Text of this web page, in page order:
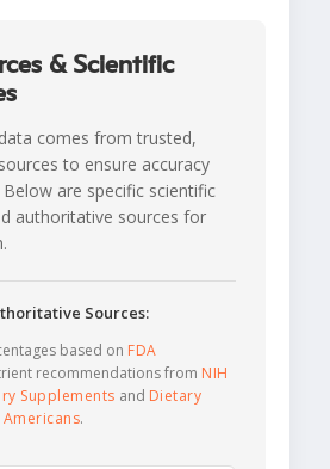
& Scientific
comes from trusted,
to ensure accuracy
Below are specific scientific
authoritative sources for
Sources:
based on FDA
recommendations from NIH
Supplements and Dietary
.